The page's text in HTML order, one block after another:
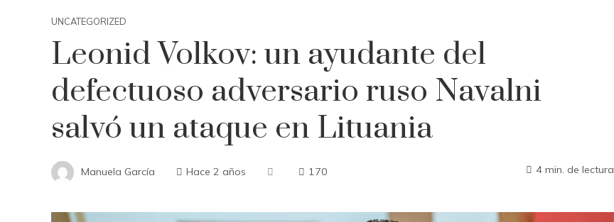
UNCATEGORIZED
Leonid Volkov: un ayudante del
defectuoso adversario ruso Navalni
salvó un ataque en Lituania
Manuela García Hace 2 años 170 4 min. de lectura